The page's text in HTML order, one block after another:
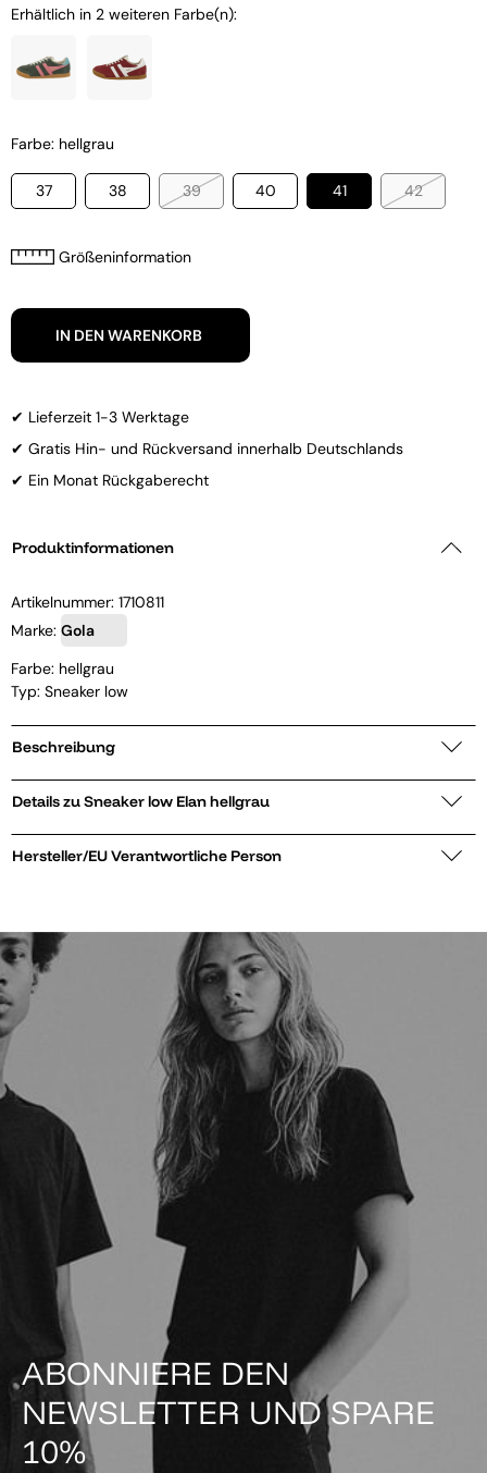
Erhältlich in 2 weiteren Farbe(n):
Farbe: hellgrau
37 38 39 40 41 42
Größeninformation
IN DEN WARENKORB
✔ Lieferzeit 1-3 Werktage
✔ Gratis Hin- und Rückversand innerhalb Deutschlands
✔ Ein Monat Rückgaberecht
Produktinformationen
Artikelnummer: 1710811
Marke: Gola
Farbe: hellgrau
Typ: Sneaker low
Beschreibung
Details zu Sneaker low Elan hellgrau
Hersteller/EU Verantwortliche Person
ABONNIERE DEN
NEWSLETTER UND SPARE
10%